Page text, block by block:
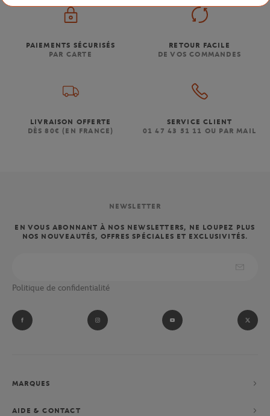
PAIEMENTS SÉCURISÉS
PAR CARTE
RETOUR FACILE
DE VOS COMMANDES
LIVRAISON OFFERTE
DÈS 80€ (EN FRANCE)
SERVICE CLIENT
01 47 43 51 11 OU PAR MAIL
NEWSLETTER
EN VOUS ABONNANT À NOS NEWSLETTERS, NE LOUPEZ PLUS
NOS NOUVEAUTÉS, OFFRES SPÉCIALES ET EXCLUSIVITÉS.
Politique de confidentialité
MARQUES
AIDE & CONTACT